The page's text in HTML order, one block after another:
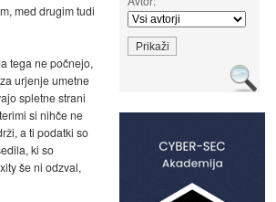
med drugim tudi
tega ne počnejo,
urjenje umetne
spletne strani
si nihče ne
a ti podatki so
ki so
še ni odzval,